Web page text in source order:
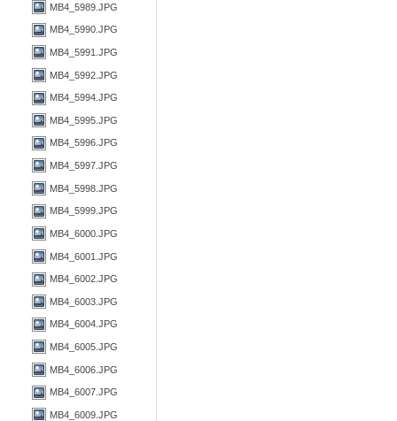
MB4_5989.JPG
MB4_5990.JPG
MB4_5991.JPG
MB4_5992.JPG
MB4_5994.JPG
MB4_5995.JPG
MB4_5996.JPG
MB4_5997.JPG
MB4_5998.JPG
MB4_5999.JPG
MB4_6000.JPG
MB4_6001.JPG
MB4_6002.JPG
MB4_6003.JPG
MB4_6004.JPG
MB4_6005.JPG
MB4_6006.JPG
MB4_6007.JPG
MB4_6009.JPG